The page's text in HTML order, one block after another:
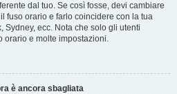
dal tuo. Se così fosse, devi cambiare
fuso orario e farlo coincidere con la tua
Sydney, ecc. Nota che solo gli utenti
orario e molte impostazioni.
è ancora sbagliata